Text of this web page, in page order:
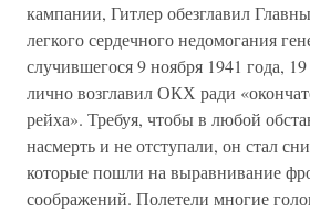
кампании, Гитлер обезглавил
легкого сердечного недомогания
случившегося 9 ноября 1941 года,
лично возглавил ОКХ ради
рейха». Требуя, чтобы в любой
насмерть и не отступали, он стал
которые пошли на выравнивание
соображений. Полетели многие